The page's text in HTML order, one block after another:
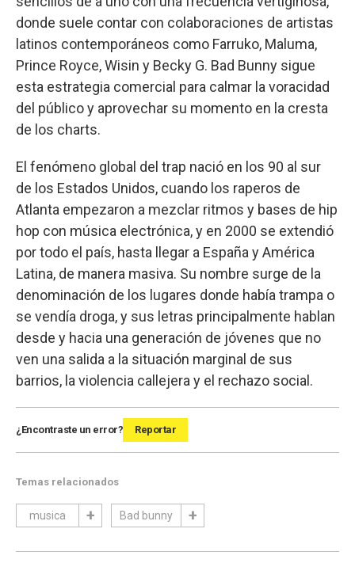
donde suele contar con colaboraciones de artistas
latinos contemporáneos como Farruko, Maluma,
Prince Royce, Wisin y Becky G. Bad Bunny sigue
esta estrategia comercial para calmar la voracidad
del público y aprovechar su momento en la cresta
de los charts.
El fenómeno global del trap nació en los 90 al sur
de los Estados Unidos, cuando los raperos de
Atlanta empezaron a mezclar ritmos y bases de hip
hop con música electrónica, y en 2000 se extendió
por todo el país, hasta llegar a España y América
Latina, de manera masiva. Su nombre surge de la
denominación de los lugares donde había trampa o
se vendía droga, y sus letras principalmente hablan
desde y hacia una generación de jóvenes que no
ven una salida a la situación marginal de sus
barrios, la violencia callejera y el rechazo social.
¿Encontraste un error? Reportar
Temas relacionados
musica Bad bunny